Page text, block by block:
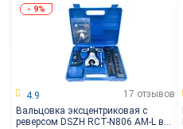
- 9%
17 отзывов
4.9
Вальцовка эксцентриковая с
реверсом DSZH RCT-N806 AM-L в